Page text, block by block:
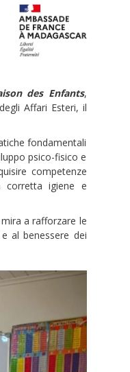
des Enfants,
Affari Esteri, il
fondamentali
psico-fisico e
competenze
corretta igiene e
a rafforzare le
al benessere dei